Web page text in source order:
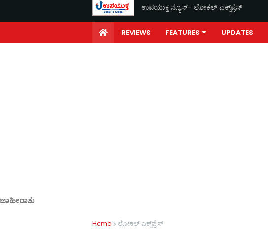
ಉಪಯುಕ್ತ ನ್ಯೂಸ್- ಲೋಕಲ್ ಎಕ್ಸ್‌ಪ್ರೆಸ್‌
REVIEWS FEATURES UPDATES
ಜಾಹೀರಾತು
Home ಲೋಕಲ್ ಎಕ್ಸ್‌ಪ್ರೆಸ್